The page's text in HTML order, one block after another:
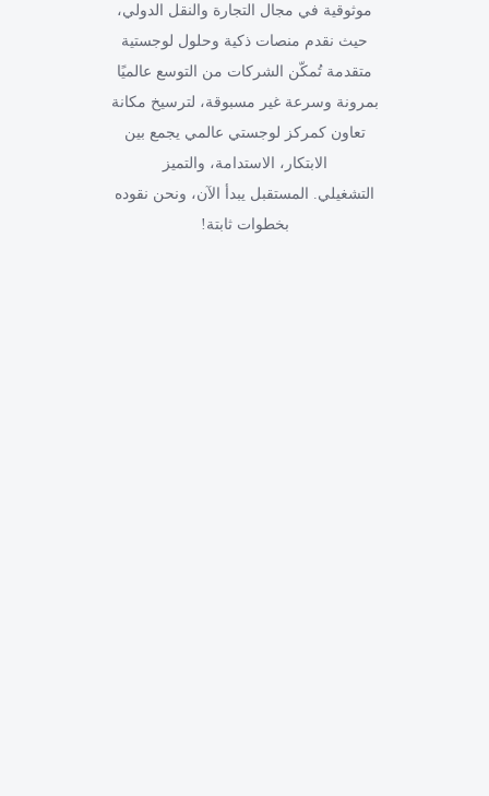
موثوقية في مجال التجارة والنقل الدولي،
حيث نقدم منصات ذكية وحلول لوجستية
متقدمة تُمكّن الشركات من التوسع عالميًا
بمرونة وسرعة غير مسبوقة، لترسيخ مكانة
تعاون كمركز لوجستي عالمي يجمع بين
الابتكار، الاستدامة، والتميز
التشغيلي. المستقبل يبدأ الآن، ونحن نقوده
بخطوات ثابتة!